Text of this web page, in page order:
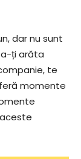
dar nu sunt
ți arăta
te
momente